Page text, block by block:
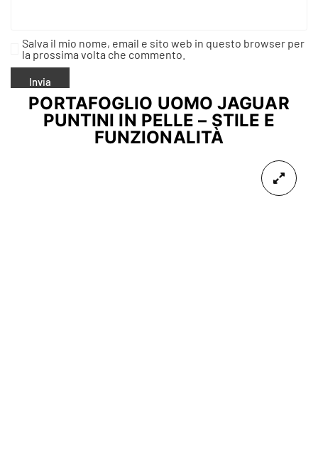
Salva il mio nome, email e sito web in questo browser per
la prossima volta che commento.
PORTAFOGLIO UOMO JAGUAR
PUNTINI IN PELLE – STILE E
FUNZIONALITÀ